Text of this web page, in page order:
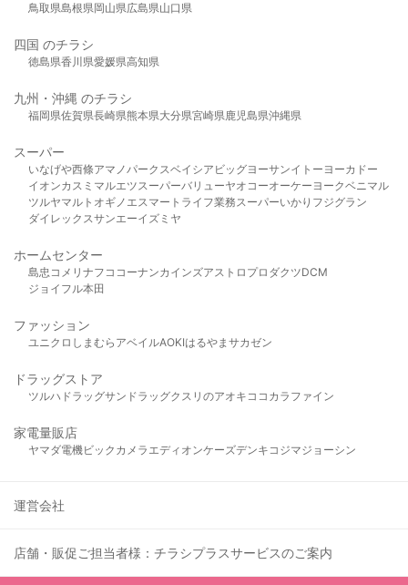
鳥取県島根県岡山県広島県山口県
四国 のチラシ
徳島県香川県愛媛県高知県
九州・沖縄 のチラシ
福岡県佐賀県長崎県熊本県大分県宮崎県鹿児島県沖縄県
スーパー
いなげや西條アマノパークスベイシア ビッグヨーサンイトーヨーカドー
イオンカスミ マルエツスーパーバリューヤオコーオーケー ヨークベニマル
ツルヤマルト オギノ エスマート ライフ業務スーパーいかり フジグラン
ダイレックスサンエーイズミヤ
ホームセンター
島忠 コメリ ナフコ コーナンカインズアストロプロダクツDCM
ジョイフル本田
ファッション
ユニクロ しまむら アベイルAOKIはるやま サカゼン
ドラッグストア
ツルハドラッグサンドラッグクスリのアオキ ココカラファイン
家電量販店
ヤマダ電機ビックカメラ エディオンケーズデンキ コジマジョーシン
運営会社
店舗・販促ご担当者様：チラシプラスサービスのご案内